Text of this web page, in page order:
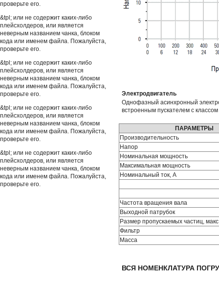
проверьте его.
&tpl; или не содержит каких-либо
плейсхолдеров, или является
неверным названием чанка, блоком
кода или именем файла. Пожалуйста,
проверьте его.
&tpl; или не содержит каких-либо
плейсхолдеров, или является
неверным названием чанка, блоком
кода или именем файла. Пожалуйста,
проверьте его.
&tpl; или не содержит каких-либо
плейсхолдеров, или является
неверным названием чанка, блоком
кода или именем файла. Пожалуйста,
проверьте его.
&tpl; или не содержит каких-либо
плейсхолдеров, или является
неверным названием чанка, блоком
кода или именем файла. Пожалуйста,
проверьте его.
Электродвигатель
Однофазный асинхронный
встроенным пускателем с
ПАРАМЕТРЫ
Производительность
Напор
Номинальная мощность
Максимальная мощность
Номинальный ток, А
Частота вращения вала
Выходной патрубок
Размер пропускаемых частиц,
Фильтр
Масса
ВСЯ НОМЕНКЛАТУРА